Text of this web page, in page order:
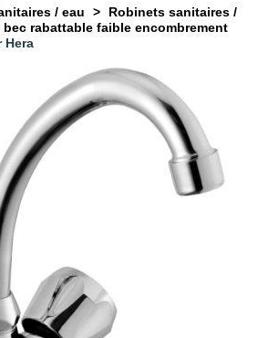
/ eau
Robinets sanitaires /
bec rabattable faible encombrement
Hera